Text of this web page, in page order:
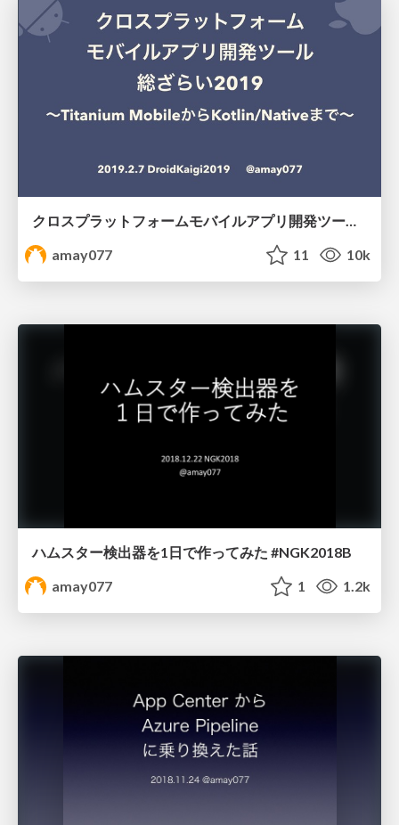
クロスプラットフォームモバイルアプリ開発ツール総ざらい2019 〜Titanium Mobile から Kotlin/Native まで〜 #droidkaigi
amay077
11 10k
ハムスター検出器を1日で作ってみた #NGK2018B
amay077
1 1.2k